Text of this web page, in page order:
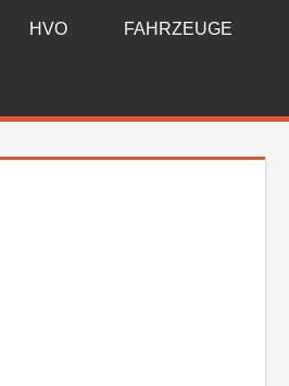
HVO FAHRZEUGE